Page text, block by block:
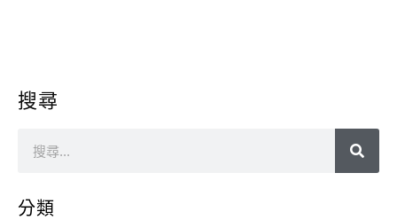
搜尋
分類